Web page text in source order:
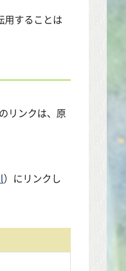
用することは
リンクは、原
）にリンクし